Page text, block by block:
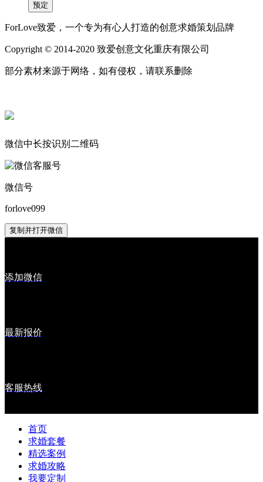
预定
ForLove致爱，一个专为有心人打造的创意求婚策划品牌
Copyright © 2014-2020 致爱创意文化重庆有限公司
部分素材来源于网络，如有侵权，请联系删除
微信中长按识别二维码
微信号
forlove099
复制并打开微信
添加微信
最新报价
客服热线
首页
求婚套餐
精选案例
求婚攻略
我要定制